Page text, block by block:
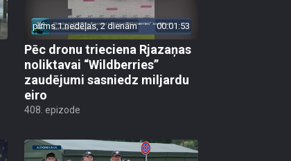
pirms 1 nedēļas, 2 dienām 00:01:53
Pēc dronu trieciena Rjazaņas
noliktavai “Wildberries”
zaudējumi sasniedz miljardu
eiro
408. epizode